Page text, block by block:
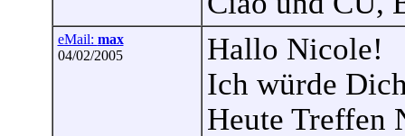
eMail: max
04/02/2005
Hallo Nicole!
Ich würde
Heute Treffen